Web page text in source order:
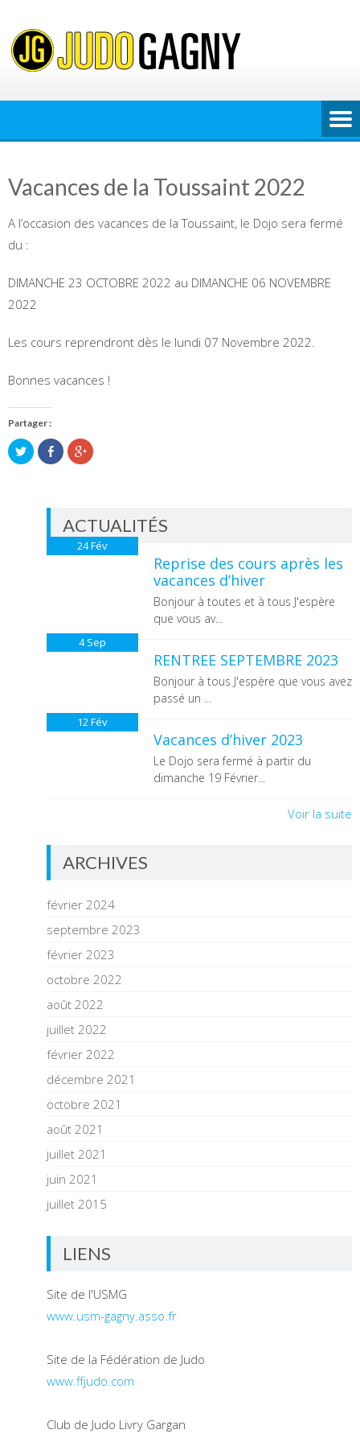
content
Vacances de la Toussaint 2022
A l’occasion des vacances de la Toussaint, le Dojo sera fermé
du :
DIMANCHE 23 OCTOBRE 2022 au DIMANCHE 06 NOVEMBRE
2022
Les cours reprendront dès le lundi 07 Novembre 2022.
Bonnes vacances !
Partager :
Partager
sur
Twitter(ouvre
fenêtre)
Partager
sur
Facebook(ouvre
Cliquez
pour
une
nouvelle
fenêtre)
ACTUALITÉS
24Fév
Reprise des cours après les
vacances d’hiver
Bonjour à toutes et à tous J'espère
que vous av...
4 Sep
RENTREE SEPTEMBRE 2023
Bonjour à tous J'espère que vous avez
passé un ...
12 Fév
Vacances d’hiver 2023
Le Dojo sera fermé à partir du
dimanche 19 Février...
Voir la suite
ARCHIVES
février 2024
septembre 2023
février 2023
octobre 2022
août 2022
juillet 2022
février 2022
décembre 2021
octobre 2021
août 2021
juillet 2021
juin 2021
juillet 2015
LIENS
Site de l'USMG
www.usm-gagny.asso.fr
Site de la Fédération de Judo
www.ffjudo.com
Club de Judo Livry Gargan